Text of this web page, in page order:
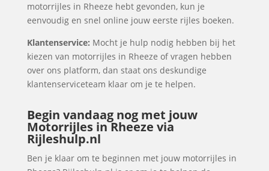
motorrijles in Rheeze hebt gevonden, kun je
eenvoudig en snel online jouw eerste rijles boeken.
Klantenservice: Mocht je hulp nodig hebben bij het
kiezen van motorrijles in Rheeze of vragen hebben
over ons platform, dan staat ons deskundige
klantenserviceteam klaar om je te helpen.
Begin vandaag nog met jouw
Motorrijles in Rheeze via
Rijleshulp.nl
Ben je klaar om te beginnen met jouw motorrijles in